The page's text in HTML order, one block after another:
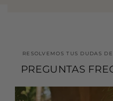
RESOLVEMOS TUS DUDAS
PREGUNTAS